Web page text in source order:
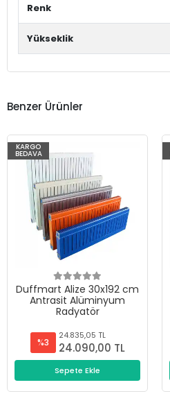
Renk
Yükseklik
Benzer Ürünler
KARGO
BEDAVA
Duffmart Alize 30x192 cm
Antrasit Alüminyum
Radyatör
%3
24.835,05 TL
24.090,00 TL
Sepete Ekle